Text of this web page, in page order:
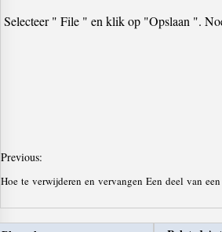
Selecteer " File " en klik op "Opslaan ".
Previous:
Hoe te verwijderen en vervangen Een deel van